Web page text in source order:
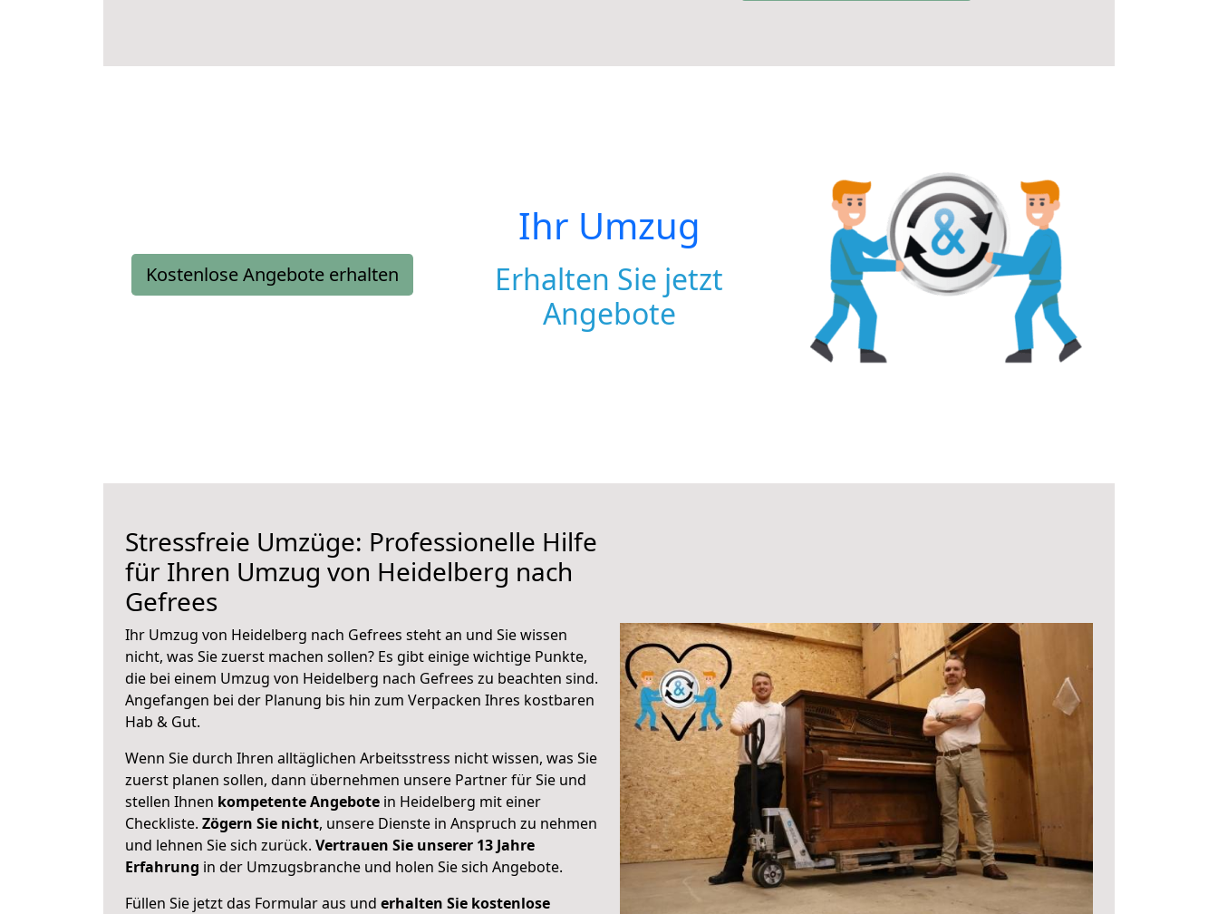
Kostenlose Angebote erhalten
Ihr Umzug
Erhalten Sie jetzt
Angebote
Stressfreie Umzüge: Professionelle Hilfe
für Ihren Umzug von Heidelberg nach
Gefrees
Ihr Umzug von Heidelberg nach Gefrees steht an und Sie wissen
nicht, was Sie zuerst machen sollen? Es gibt einige wichtige Punkte,
die bei einem Umzug von Heidelberg nach Gefrees zu beachten sind.
Angefangen bei der Planung bis hin zum Verpacken Ihres kostbaren
Hab & Gut.
Wenn Sie durch Ihren alltäglichen Arbeitsstress nicht wissen, was Sie
zuerst planen sollen, dann übernehmen unsere Partner für Sie und
stellen Ihnen kompetente Angebote in Heidelberg mit einer
Checkliste. Zögern Sie nicht, unsere Dienste in Anspruch zu nehmen
und lehnen Sie sich zurück. Vertrauen Sie unserer 13 Jahre
Erfahrung in der Umzugsbranche und holen Sie sich Angebote.
Füllen Sie jetzt das Formular aus und erhalten Sie kostenlose